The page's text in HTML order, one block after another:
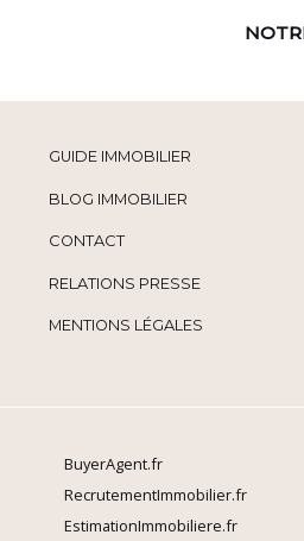
GUIDE IMMOBILIER
BLOG IMMOBILIER
CONTACT
RELATIONS PRESSE
MENTIONS LÉGALES
BuyerAgent.fr
RecrutementImmobilier.fr
EstimationImmobiliere.fr